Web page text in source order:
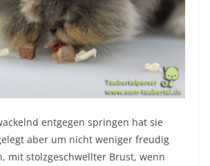
entgegen springen hat sie
aber um nicht weniger freudig
mit stolzgeschwellter Brust, wenn